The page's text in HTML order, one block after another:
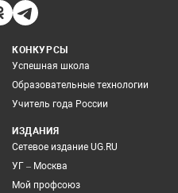
КОНКУРСЫ
Успешная школа
Образовательные технологии
Учитель года России
ИЗДАНИЯ
Сетевое издание UG.RU
УГ – Москва
Мой профсоюз